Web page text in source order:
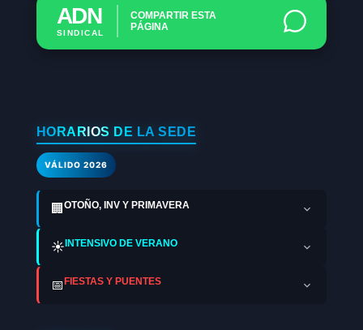
ADN
SINDICAL
COMPARTIR ESTA
PÁGINA
HORARIOS DE LA SEDE
VÁLIDO 2026
🏢 OTOÑO, INV Y PRIMAVERA
☀️INTENSIVO DE VERANO
📅FIESTAS Y PUENTES